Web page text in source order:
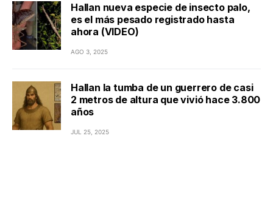
Hallan nueva especie de insecto palo,
es el más pesado registrado hasta
ahora (VIDEO)
AGO 3, 2025
Hallan la tumba de un guerrero de casi
2 metros de altura que vivió hace 3.800
años
JUL 25, 2025